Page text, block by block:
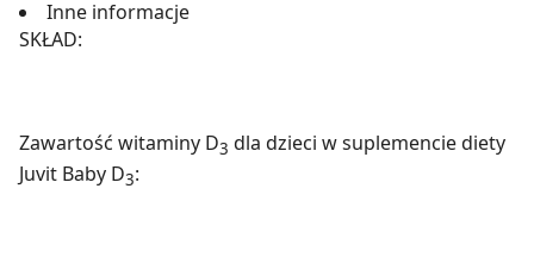
Inne informacje
SKŁAD:
Zawartość witaminy D3 dla dzieci w suplemencie diety
Juvit Baby D3: